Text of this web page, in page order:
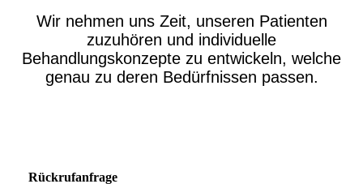
Wir nehmen uns Zeit, unseren Patienten
zuzuhören und individuelle
Behandlungskonzepte zu entwickeln, welche
genau zu deren Bedürfnissen passen.
Rückrufanfrage